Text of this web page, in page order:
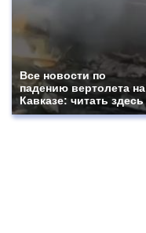
Все новости по
падению вертолета на
Кавказе: читать здесь